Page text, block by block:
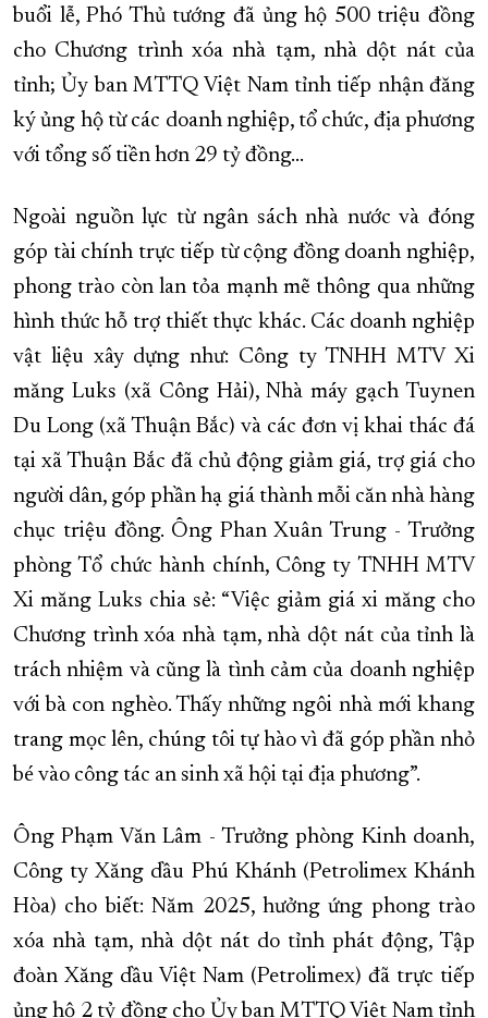
buổi lễ, Phó Thủ tướng đã ủng hộ 500 triệu đồng
cho Chương trình xóa nhà tạm, nhà dột nát của
tỉnh; Ủy ban MTTQ Việt Nam tỉnh tiếp nhận đăng
ký ủng hộ từ các doanh nghiệp, tổ chức, địa phương
với tổng số tiền hơn 29 tỷ đồng...
Ngoài nguồn lực từ ngân sách nhà nước và đóng
góp tài chính trực tiếp từ cộng đồng doanh nghiệp,
phong trào còn lan tỏa mạnh mẽ thông qua những
hình thức hỗ trợ thiết thực khác. Các doanh nghiệp
vật liệu xây dựng như: Công ty TNHH MTV Xi
măng Luks (xã Công Hải), Nhà máy gạch Tuynen
Du Long (xã Thuận Bắc) và các đơn vị khai thác đá
tại xã Thuận Bắc đã chủ động giảm giá, trợ giá cho
người dân, góp phần hạ giá thành mỗi căn nhà hàng
chục triệu đồng. Ông Phan Xuân Trung - Trưởng
phòng Tổ chức hành chính, Công ty TNHH MTV
Xi măng Luks chia sẻ: “Việc giảm giá xi măng cho
Chương trình xóa nhà tạm, nhà dột nát của tỉnh là
trách nhiệm và cũng là tình cảm của doanh nghiệp
với bà con nghèo. Thấy những ngôi nhà mới khang
trang mọc lên, chúng tôi tự hào vì đã góp phần nhỏ
bé vào công tác an sinh xã hội tại địa phương”.
Ông Phạm Văn Lâm - Trưởng phòng Kinh doanh,
Công ty Xăng dầu Phú Khánh (Petrolimex Khánh
Hòa) cho biết: Năm 2025, hưởng ứng phong trào
xóa nhà tạm, nhà dột nát do tỉnh phát động, Tập
đoàn Xăng dầu Việt Nam (Petrolimex) đã trực tiếp
ủng hộ 2 tỷ đồng cho Ủy ban MTTQ Việt Nam tỉnh